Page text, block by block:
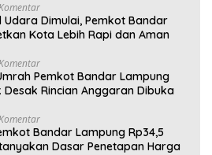
Udara Dimulai, Pemkot Bandar
Kota Lebih Rapi dan Aman
Pemkot Bandar Lampung
Desak Rincian Anggaran Dibuka
Bandar Lampung Rp34,5
Dasar Penetapan Harga